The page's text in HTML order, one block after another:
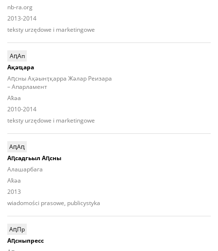
nb-ra.org
2013-2014
teksty urzędowe i marketingowe
АԥАп
Ақәҵара
Аԥсны Аҳәынҭқарра Жәлар Реизара
– Апарламент
Aҟәа
2010-2014
teksty urzędowe i marketingowe
АԥАԥ
Аԥсадгьыл Аԥсны
Алашарбага
Aҟәа
2013
wiadomości prasowe, publicystyka
АԥПр
Аԥсныпресс